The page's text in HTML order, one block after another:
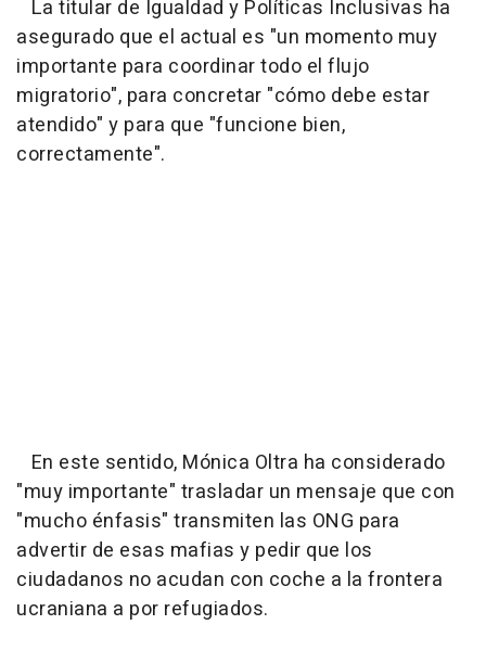
La titular de Igualdad y Políticas Inclusivas ha
asegurado que el actual es "un momento muy
importante para coordinar todo el flujo
migratorio", para concretar "cómo debe estar
atendido" y para que "funcione bien,
correctamente".
En este sentido, Mónica Oltra ha considerado
"muy importante" trasladar un mensaje que con
"mucho énfasis" transmiten las ONG para
advertir de esas mafias y pedir que los
ciudadanos no acudan con coche a la frontera
ucraniana a por refugiados.